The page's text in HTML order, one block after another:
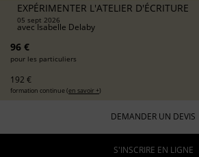
EXPÉRIMENTER L'ATELIER D'ÉCRITURE
05 sept 2026
avecIsabelle Delaby
96 €
pour les particuliers
192 €
formation continue (en savoir +)
DEMANDER UN DEVIS
S'INSCRIRE EN LIGNE